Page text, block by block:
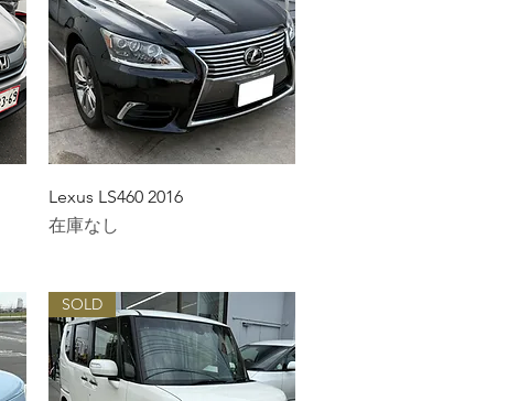
クイックビュー
Lexus LS460 2016
在庫なし
SOLD